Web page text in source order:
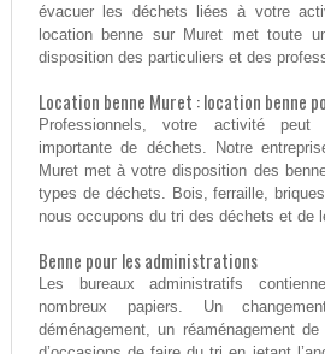
évacuer les déchets liées à votre
location benne sur Muret met toute
disposition des particuliers et des
Location benne Muret : location benne
Professionnels, votre activité peut
importante de déchets. Notre
Muret met à votre disposition des
types de déchets. Bois, ferraille,
nous occupons du tri des déchets et de
Benne pour les administrations
Les bureaux administratifs
nombreux papiers. Un
déménagement, un réaménagement